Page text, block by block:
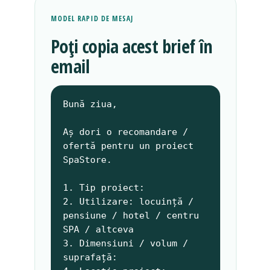
MODEL RAPID DE MESAJ
Poți copia acest brief în
email
Bună ziua,
Aș dori o recomandare /
ofertă pentru un proiect
SpaStore.
1. Tip proiect:
2. Utilizare: locuință /
pensiune / hotel / centru
SPA / altceva
3. Dimensiuni / volum /
suprafață: